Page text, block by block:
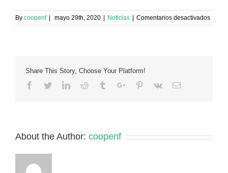
By coopenf mayo 29th, 2020 Noticias Comentarios desactivadosen
Share This Story, Choose Your Platform!
Facebook
TwitterLinkedinReddit TumblrGoogle+Pinterest
Vk Email
About the Author: coopenf